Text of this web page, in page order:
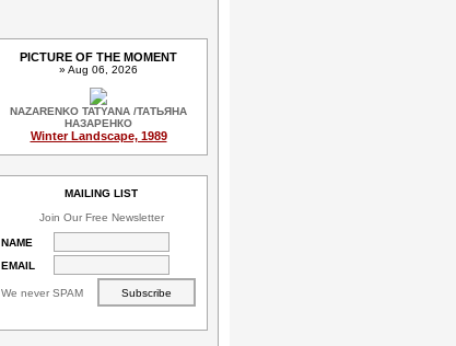
PICTURE OF THE MOMENT
» Aug 06, 2026
NAZARENKO TATYANA /ТАТЬЯНА
НАЗАРЕНКО
Winter Landscape, 1989
MAILING LIST
Join Our Free Newsletter
NAME
EMAIL
We never SPAM